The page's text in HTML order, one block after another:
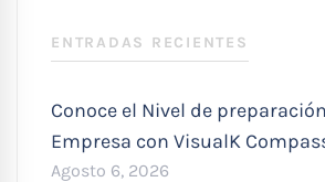
ENTRADAS RECIENTES
Conoce el Nivel de
Empresa con VisualK
Agosto 6, 2026